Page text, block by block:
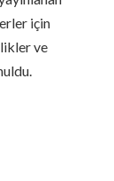
için
ve